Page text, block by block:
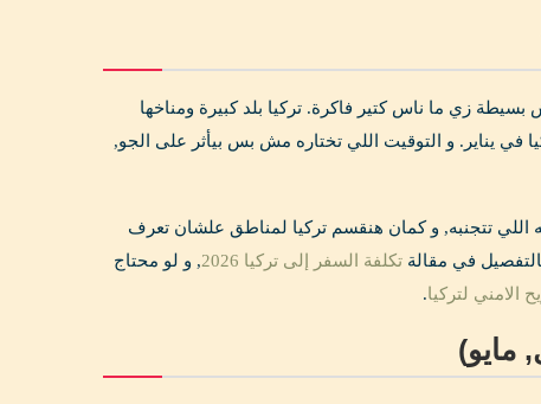
الإجابة مش بسيطة زي ما ناس كتير فاكرة. تركيا بلد كبيرة ومناخها
في يناير. و التوقيت اللي تختاره مش بس بيأثر على الجو,
تتجنبه, و كمان هنقسم تركيا لمناطق علشان تعرف
في مقالة تكلفة السفر إلى تركيا 2026
, و لو محتاج
الامني لتركيا.